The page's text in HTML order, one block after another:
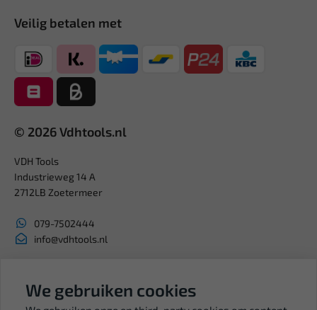
Veilig betalen met
© 2026 Vdhtools.nl
VDH Tools
Industrieweg 14 A
2712LB Zoetermeer
079-7502444
info@vdhtools.nl
BTW: NL819958657B01
We gebruiken cookies